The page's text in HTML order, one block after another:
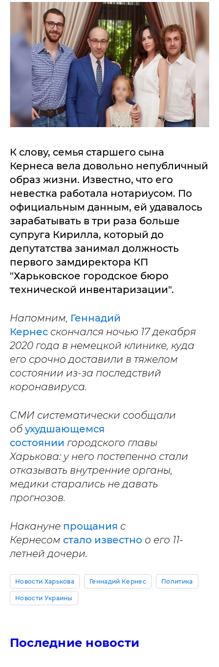
К слову, семья старшего сына
Кернеса вела довольно непубличный
образ жизни. Известно, что его
невестка работала нотариусом. По
официальным данным, ей удавалось
зарабатывать в три раза больше
супруга Кирилла, который до
депутатства занимал должность
первого замдиректора КП
"Харьковское городское бюро
технической инвентаризации".
Напомним, Геннадий
Кернес скончался ночью 17 декабря
2020 года в немецкой клинике, куда
его срочно доставили в тяжелом
состоянии из-за последствий
коронавируса.
СМИ систематически сообщали
об ухудшающемся
состоянии городского главы
Харькова: у него постепенно стали
отказывать внутренние органы,
медики старались не давать
прогнозов.
Накануне прощания с
Кернесом стало известно о его 11-
летней дочери.
Новости Харькова Геннадий Кернес Политика
Новости Украины
Последние новости